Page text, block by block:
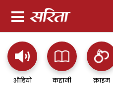
ऑडियो कहानी क्राइम